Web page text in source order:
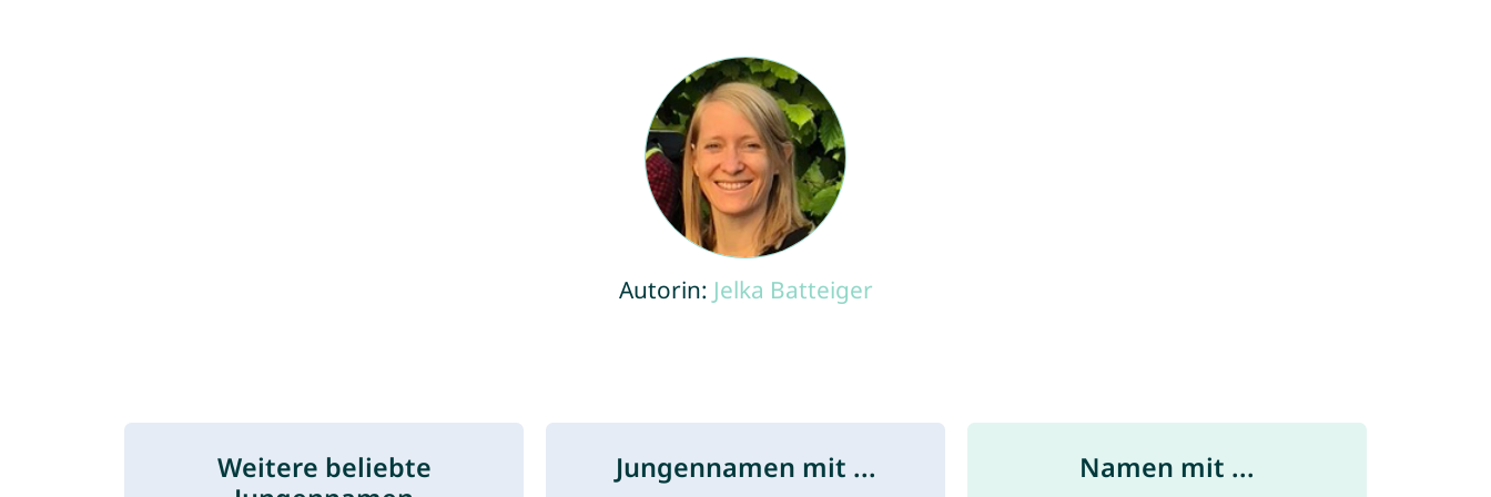
Autorin: Jelka Batteiger
Weitere beliebte
Jungennamen mit ... Namen mit ...